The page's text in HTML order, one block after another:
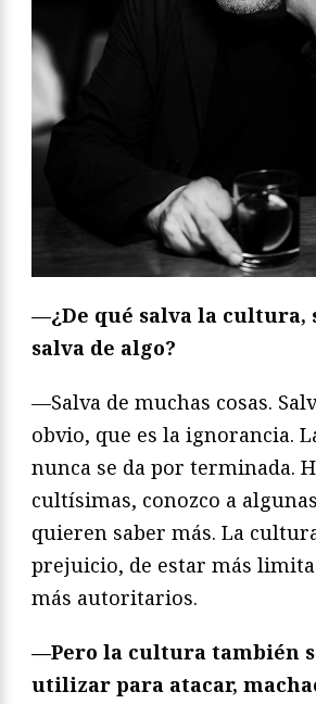
—¿De qué salva la cultura,
salva de algo?
—Salva de muchas cosas.
obvio, que es la ignorancia.
nunca se da por terminada.
cultísimas, conozco a
quieren saber más. La
prejuicio, de estar más
más autoritarios.
—Pero la cultura también
utilizar para atacar,